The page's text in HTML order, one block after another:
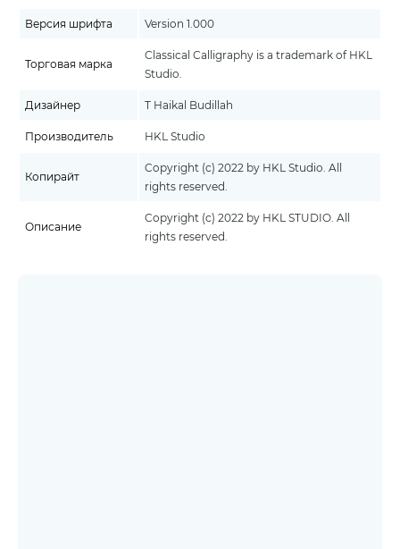
Версия шрифта Version 1.000
Торговая марка
Classical Calligraphy is a trademark of HKL
Studio.
Дизайнер T Haikal Budillah
Производитель HKL Studio
Копирайт
Copyright (c) 2022 by HKL Studio. All
rights reserved.
Описание
Copyright (c) 2022 by HKL STUDIO. All
rights reserved.